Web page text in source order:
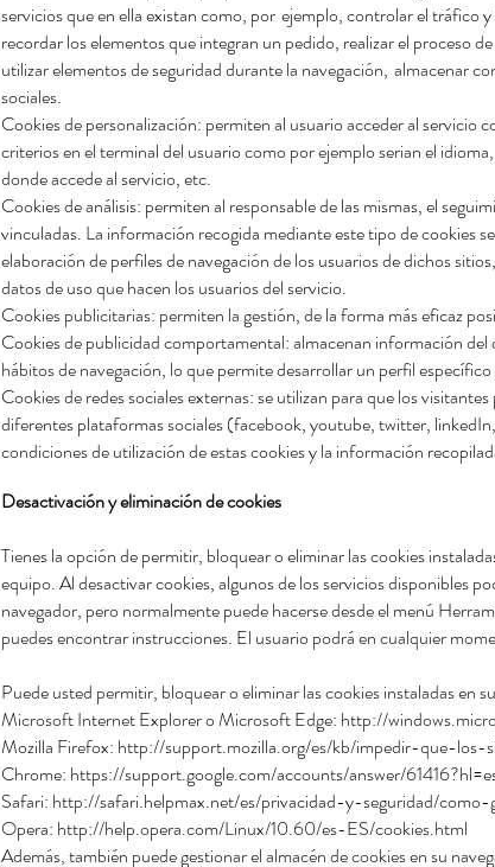
servicios que en ella existan como, por ejemplo, controlar el tráfico
recordar los elementos que integran un pedido, realizar el proceso
utilizar elementos de seguridad durante la navegación, almacenar
sociales.
Cookies de personalización: permiten al usuario acceder al servicio
criterios en el terminal del usuario como por ejemplo serian el
donde accede al servicio, etc.
Cookies de análisis: permiten al responsable de las mismas, el
vinculadas. La información recogida mediante este tipo de cookies
elaboración de perfiles de navegación de los usuarios de dichos
datos de uso que hacen los usuarios del servicio.
Cookies publicitarias: permiten la gestión, de la forma más eficaz
Cookies de publicidad comportamental: almacenan información
hábitos de navegación, lo que permite desarrollar un perfil específico
Cookies de redes sociales externas: se utilizan para que los
diferentes plataformas sociales (facebook, youtube, twitter,
condiciones de utilización de estas cookies y la información
Desactivación y eliminación de cookies
Tienes la opción de permitir, bloquear o eliminar las cookies
equipo. Al desactivar cookies, algunos de los servicios disponibles
navegador, pero normalmente puede hacerse desde el menú
puedes encontrar instrucciones. El usuario podrá en cualquier
Puede usted permitir, bloquear o eliminar las cookies instaladas en
Microsoft Internet Explorer o Microsoft Edge: http://
Mozilla Firefox: http://support.mozilla.org/es/kb/impedir-que-los-
Chrome: https://support.google.com/accounts/answer/
Safari: http://safari.helpmax.net/es/privacidad-y-seguridad/
Opera: http://help.opera.com/Linux/10.60/es-ES/cookies.html
Además, también puede gestionar el almacén de cookies en su